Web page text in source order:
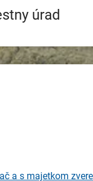
úrad
a s majetkom